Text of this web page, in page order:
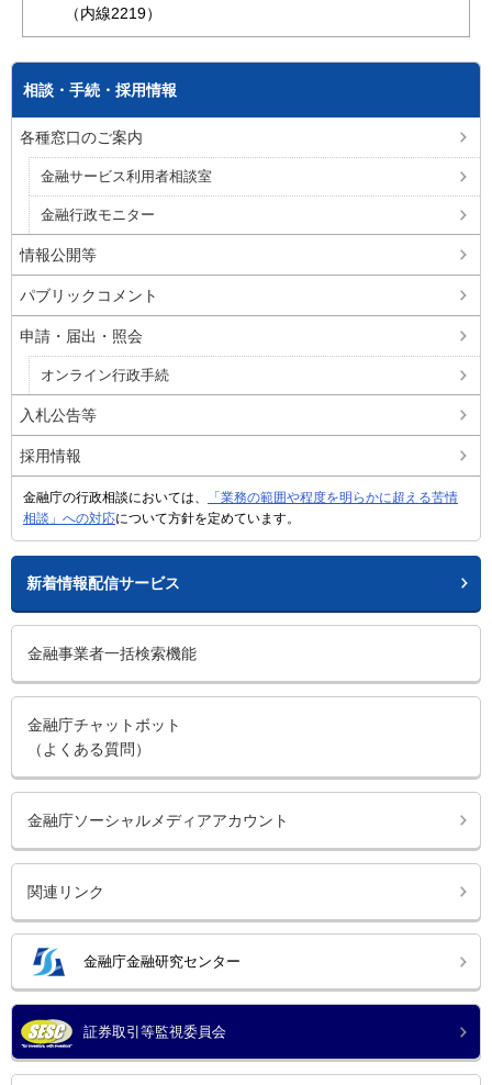
（内線2219）
相談・手続・採用情報
各種窓口のご案内
金融サービス利用者相談室
金融行政モニター
情報公開等
パブリックコメント
申請・届出・照会
オンライン行政手続
入札公告等
採用情報
金融庁の行政相談においては、
「業務の範囲や程度を明らかに超える苦情
相談」への対応について方針を定めています。
新着情報配信サービス
金融事業者一括検索機能
金融庁チャットボット
（よくある質問）
金融庁ソーシャルメディアアカウント
関連リンク
金融庁金融研究センター
証券取引等監視委員会